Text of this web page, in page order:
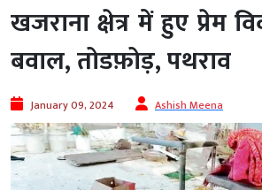
खजराना क्षेत्र में हुए प्रेम
बवाल, तोडफ़ोड़, पथराव
January 09, 2024 Ashish Meena